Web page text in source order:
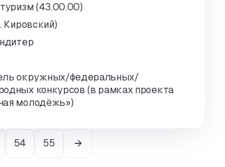
(43.00.00)
Кировский)
окружных/федеральных/
конкурсов (в рамках проекта
молодёжь»)
54 55